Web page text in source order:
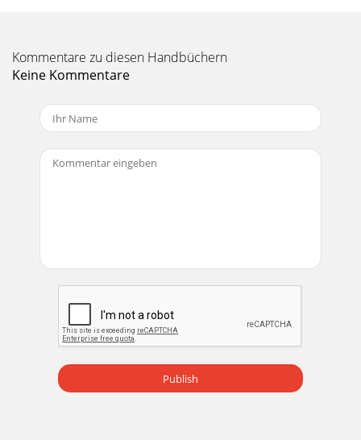
Kommentare zu diesen Handbüchern
Keine Kommentare
Publish